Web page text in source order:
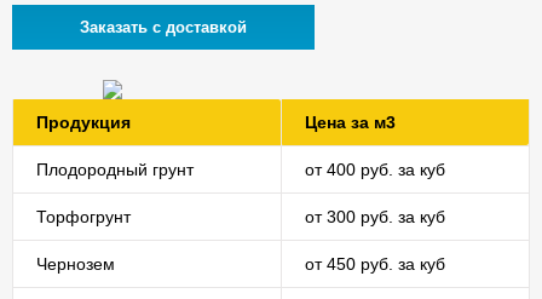
Заказать с доставкой
Продукция Цена за м3
Плодородный грунт от 400 руб. за куб
Торфогрунт от 300 руб. за куб
Чернозем от 450 руб. за куб